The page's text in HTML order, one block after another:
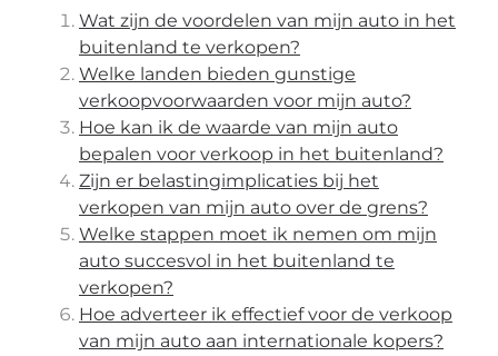
Wat zijn de voordelen van mijn auto in het
buitenland te verkopen?
Welke landen bieden gunstige
verkoopvoorwaarden voor mijn auto?
Hoe kan ik de waarde van mijn auto
bepalen voor verkoop in het buitenland?
Zijn er belastingimplicaties bij het
verkopen van mijn auto over de grens?
Welke stappen moet ik nemen om mijn
auto succesvol in het buitenland te
verkopen?
Hoe adverteer ik effectief voor de verkoop
van mijn auto aan internationale kopers?